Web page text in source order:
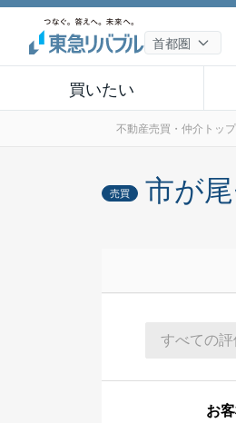
買いたい
不動産売買・仲介トップ
売買 市が
お